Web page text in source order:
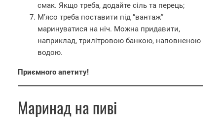
смак. Якщо треба, додайте сіль та перець;
М’ясо треба поставити під “вантаж”
маринуватися на ніч. Можна придавити,
наприклад, трилітровою банкою, наповненою
водою.
Приємного апетиту!
Маринад на пиві